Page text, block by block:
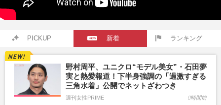
PICKUP 新着 ランキング
野村周平、ユニクロ“モデル美女”・石田夢
実と熱愛報道！下半身強調の「過激すぎる
三角水着」公開でネットざわつき
週刊女性PRIME 0時間前